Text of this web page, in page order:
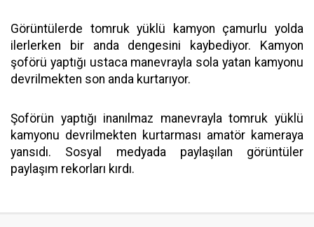
Görüntülerde tomruk yüklü kamyon çamurlu yolda
ilerlerken bir anda dengesini kaybediyor. Kamyon
şoförü yaptığı ustaca manevrayla sola yatan kamyonu
devrilmekten son anda kurtarıyor.
Şoförün yaptığı inanılmaz manevrayla tomruk yüklü
kamyonu devrilmekten kurtarması amatör kameraya
yansıdı. Sosyal medyada paylaşılan görüntüler
paylaşım rekorları kırdı.